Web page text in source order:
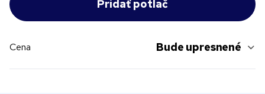
Cena Bude upresnené